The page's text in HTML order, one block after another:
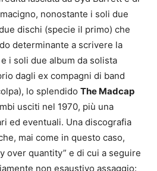
nonostante i soli due
dischi (specie il primo) che
determinante a scrivere la
i soli due album da solista
dagli ex compagni di band
lo splendido The Madcap
usciti nel 1970, più una
ed eventuali. Una discografia
mai come in questo caso,
over quantity” e di cui a seguire
non esaustivo assaggio: